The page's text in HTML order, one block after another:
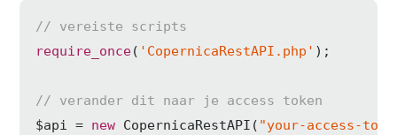
// vereiste scripts
require_once( 'CopernicaRestAPI.php' );
// verander dit naar je access token
$api = new CopernicaRestAPI( "your-access-